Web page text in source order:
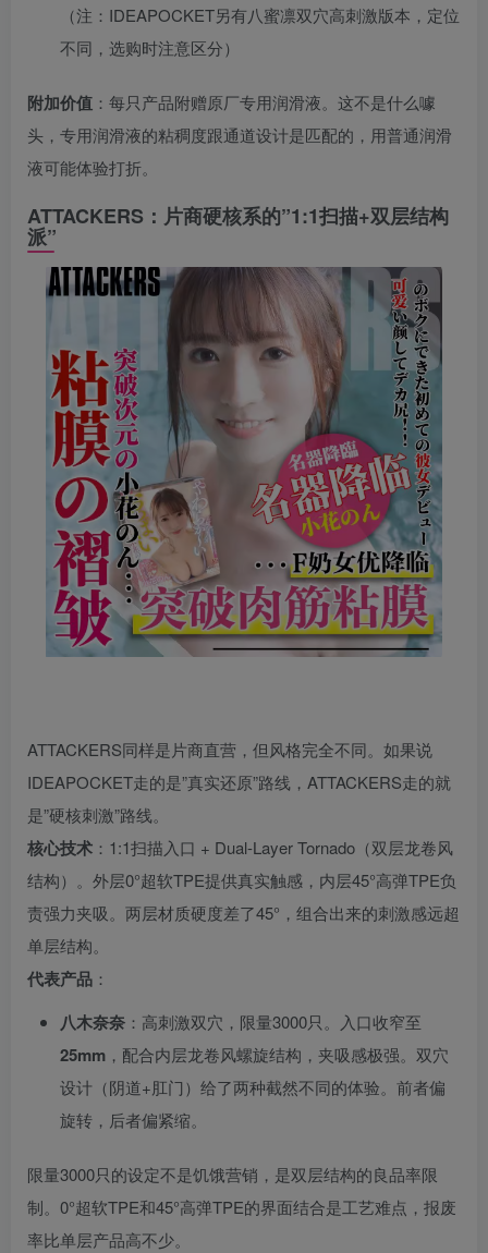
（注：IDEAPOCKET另有八蜜凛双穴高刺激版本，定位
不同，选购时注意区分）
附加价值 ：每只产品附赠原厂专用润滑液。这不是什么噱
头，专用润滑液的粘稠度跟通道设计是匹配的，用普通润滑
液可能体验打折。
ATTACKERS：片商硬核系的”1:1扫描+双层结构
派”
ATTACKERS同样是片商直营，但风格完全不同。如果说
IDEAPOCKET走的是”真实还原”路线，ATTACKERS走的就
是”硬核刺激”路线。
核心技术 ：1:1扫描入口 + Dual-Layer Tornado（双层龙卷风
结构）。外层0°超软TPE提供真实触感，内层45°高弹TPE负
责强力夹吸。两层材质硬度差了45°，组合出来的刺激感远超
单层结构。
代表产品 ：
八木奈奈 ：高刺激双穴，限量3000只。入口收窄至
25mm ，配合内层龙卷风螺旋结构，夹吸感极强。双穴
设计（阴道+肛门）给了两种截然不同的体验。前者偏
旋转，后者偏紧缩。
限量3000只的设定不是饥饿营销，是双层结构的良品率限
制。0°超软TPE和45°高弹TPE的界面结合是工艺难点，报废
率比单层产品高不少。